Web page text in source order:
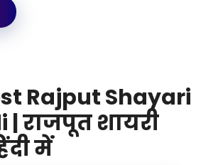
Rajput Shayari
| राजपूत शायरी
में